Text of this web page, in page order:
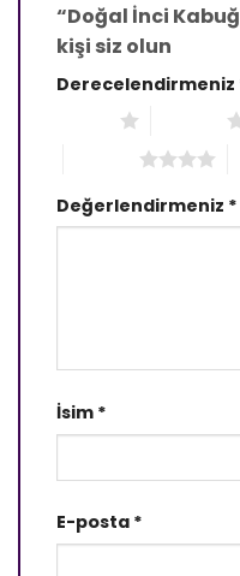
“Doğal İnci
kişi siz olun
Derecelendirmeniz
Değerlendirmeniz *
İsim *
E-posta *